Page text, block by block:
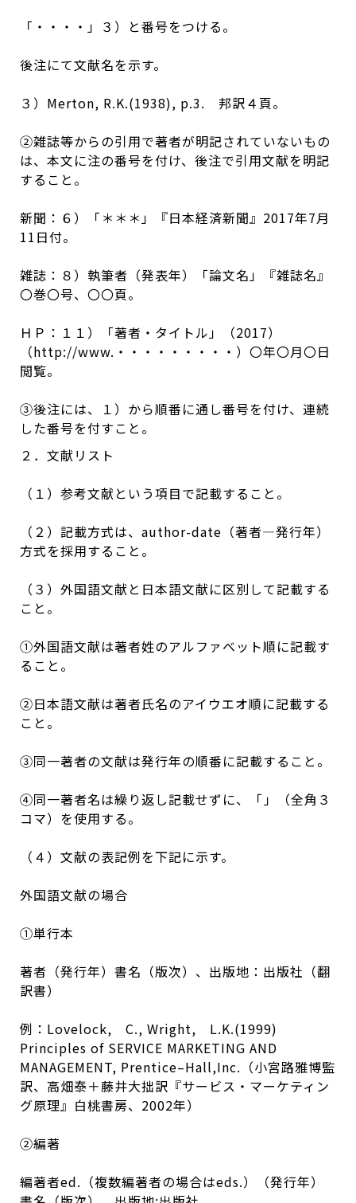
「・・・・」３）と番号をつける。
後注にて文献名を示す。
３）Merton, R.K.(1938), p.3. 邦訳４頁。
②雑誌等からの引用で著者が明記されていないもの
は、本文に注の番号を付け、後注で引用文献を明記
すること。
新聞：６）「＊＊＊」『日本経済新聞』2017年7月
11日付。
雑誌：８）執筆者（発表年）「論文名」『雑誌名』
〇巻〇号、〇〇頁。
ＨＰ：１１）「著者・タイトル」（2017）
（http://www.・・・・・・・・・）〇年〇月〇日
閲覧。
③後注には、１）から順番に通し番号を付け、連続
した番号を付すこと。
２．文献リスト
（１）参考文献という項目で記載すること。
（２）記載方式は、author-date（著者―発行年）
方式を採用すること。
（３）外国語文献と日本語文献に区別して記載する
こと。
①外国語文献は著者姓のアルファベット順に記載す
ること。
②日本語文献は著者氏名のアイウエオ順に記載する
こと。
③同一著者の文献は発行年の順番に記載すること。
④同一著者名は繰り返し記載せずに、「―――」（全角３
コマ）を使用する。
（４）文献の表記例を下記に示す。
外国語文献の場合
①単行本
著者（発行年）書名（版次）、出版地：出版社（翻
訳書）
例：Lovelock, C., Wright, L.K.(1999)
Principles of SERVICE MARKETING AND
MANAGEMENT, Prentice–Hall,Inc.（小宮路雅博監
訳、高畑泰＋藤井大拙訳『サービス・マーケティン
グ原理』白桃書房、2002年）
②編著
編著者ed.（複数編著者の場合はeds.）（発行年）